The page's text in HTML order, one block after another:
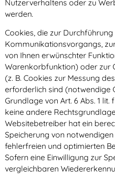
Nutzerverhaltens oder zu
werden.
Cookies, die zur
Kommunikationsvorgangs,
von Ihnen erwünschter
Warenkorbfunktion) oder zur
(z. B. Cookies zur Messung
erforderlich sind (notwendige
Grundlage von Art. 6 Abs. 1 lit.
keine andere
Websitebetreiber hat ein
Speicherung von
fehlerfreien und optimierten
Sofern eine Einwilligung zur
vergleichbaren